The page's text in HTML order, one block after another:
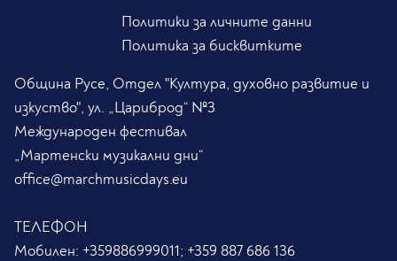
Политики за личните данни
Политика за бисквитките
Община Русе, Отдел "Култура, духовно развитие и
изкуство", ул. „Цариброд“ №3
Международен фестивал
„Мартенски музикални дни“
office@marchmusicdays.eu
ТЕЛЕФОН
Мобилен: +359886999011; +359 887 686 136